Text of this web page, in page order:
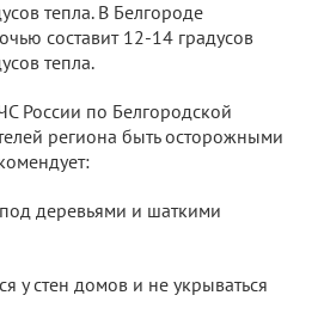
тепла. В Белгороде
составит 12-14 градусов
тепла.
России по Белгородской
региона быть осторожными
деревьями и шаткими
у стен домов и не укрываться